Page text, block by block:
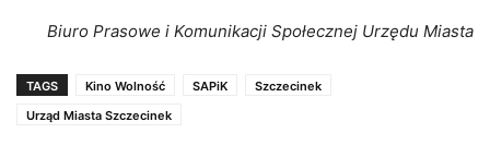
Biuro Prasowe i Komunikacji Społecznej Urzędu Miasta
TAGS Kino Wolność SAPiK
Szczecinek
Urząd Miasta Szczecinek